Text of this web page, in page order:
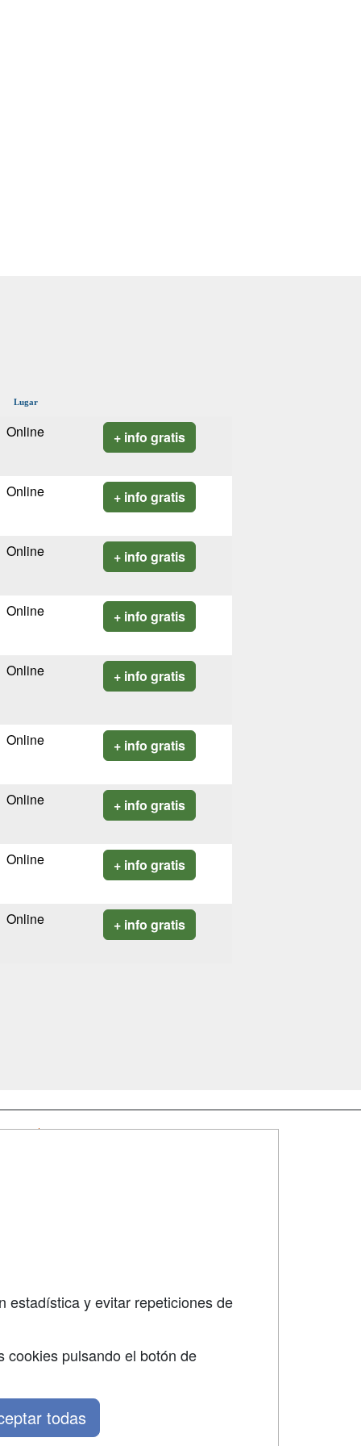
Lugar
Online + info gratis
Online + info gratis
Online + info gratis
Online + info gratis
Online + info gratis
Online + info gratis
Online + info gratis
Online + info gratis
Online + info gratis
estadística y evitar repeticiones de
cookies pulsando el botón de
todas